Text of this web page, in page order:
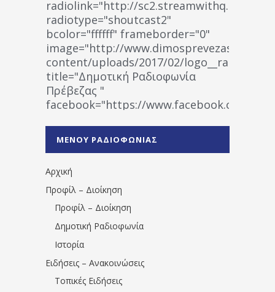
radiolink="http://
radiotype="shoutcast2"
bcolor="ffffff" frameborder="0"
image="http://www.dimosprevezas.gr/wp-
content/uploads/2017/02/
title="Δημοτική Ραδιοφωνία
Πρέβεζας "
facebook="https://www.facebook.com/
1531194763766854/" artist="" ]
ΜΕΝΟΥ ΡΑΔΙΟΦΩΝΙΑΣ
Αρχική
Προφίλ – Διοίκηση
Προφίλ – Διοίκηση
Δημοτική Ραδιοφωνία
Ιστορία
Ειδήσεις – Ανακοινώσεις
Τοπικές Ειδήσεις